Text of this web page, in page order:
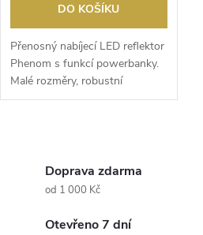
DO KOŠÍKU
Přenosný nabíjecí LED reflektor
Phenom s funkcí powerbanky.
Malé rozměry, robustní
provedení, gumové...
Doprava zdarma
od 1 000 Kč
Otevřeno 7 dní